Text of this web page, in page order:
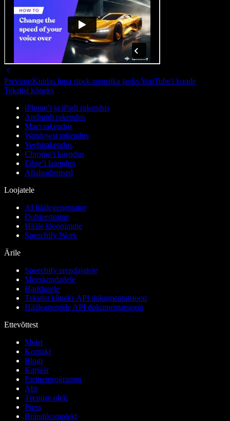
PreviousKuidas luua stock-muusika jaoks YouTube'i koode
Tekstist kõneks
iPhone’i ja iPadi rakendus
Androidi rakendus
Maci rakendus
Windowsi rakendus
Veebirakendus
Chrome’i laiendus
Edge’i laiendus
Allalaadimised
Loojatele
AI häälegeneraator
Dubleerimine
Hääle kloonimine
Speechify Work
Ärile
Speechify arendajatele
Meeskondadele
Haridusele
Tekstist kõneks API dokumentatsioon
Hääleagentide API dokumentatsioon
Ettevõttest
Meist
Kontakt
Blogi
Karjäär
Partnerprogramm
Abi
Teenuse olek
Press
Brändikomplekt